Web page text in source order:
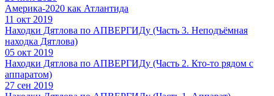
Америка-2020 как Атлантида
11 окт 2019
Находки Дятлова по АПВЕРГИДу (Часть 3. Неподъёмная
находка Дятлова)
05 окт 2019
Находки Дятлова по АПВЕРГИДу (Часть 2. Кто-то рядом с
аппаратом)
27 сен 2019